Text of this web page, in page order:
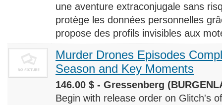
une aventure extraconjugale sans
protège les données personnelles
propose des profils invisibles aux
Murder Drones Episodes
Season and Key Moments
146.00 $ - Gressenberg
Begin with release order on Glitch's